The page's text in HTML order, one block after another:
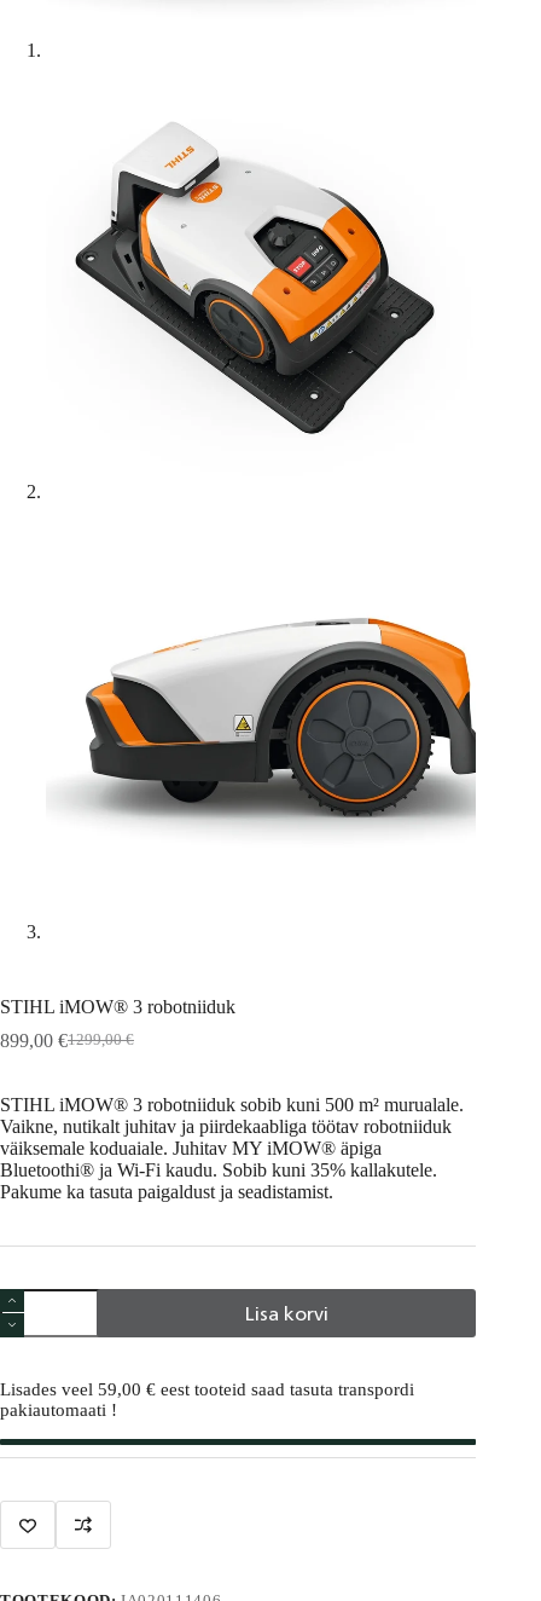
STIHL iMOW® 3 robotniiduk
1299,00€
Algne
oli:
1299,00 €.
899,00 €Praegune
on:
899,00 €.
STIHL iMOW® 3 robotniiduk sobib kuni 500 m² murualale.
Vaikne, nutikalt juhitav ja piirdekaabliga töötav robotniiduk
väiksemale koduaiale. Juhitav MY iMOW® äpiga
Bluetoothi® ja Wi-Fi kaudu. Sobib kuni 35% kallakutele.
Pakume ka tasuta paigaldust ja seadistamist.
STIHL
iMOW®
3
kogus
Lisa korvi
t
e
r
n
t
v
Lisades veel 59,00 € eest tooteid saad tasuta transpordi
pakiautomaati !